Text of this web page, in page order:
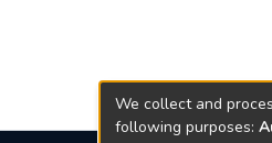
We collect and
following purposes: